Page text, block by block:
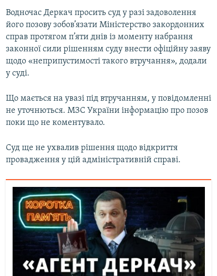
Водночас Деркач просить суд у разі задоволення
його позову зобов’язати Міністерство закордонних
справ протягом п’яти днів із моменту набрання
законної сили рішенням суду внести офіційну заяву
щодо «неприпустимості такого втручання», додали
у суді.
Що мається на увазі під втручанням, у повідомленні
не уточнються. МЗС України інформацію про позов
поки що не коментувало.
Суд ще не ухвалив рішення щодо відкриття
провадження у цій адміністративній справі.